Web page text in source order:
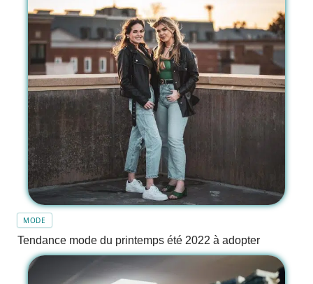
MODE
Tendance mode du printemps été 2022 à adopter